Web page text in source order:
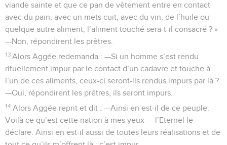
viande sainte et que ce pan de vêtement entre en contact
avec du pain, avec un mets cuit, avec du vin, de l’huile ou
quelque autre aliment, l’aliment touché sera-t-il consacré ? »
—Non, répondirent les prêtres.
13 Alors Aggée redemanda : —Si un homme s’est rendu
rituellement impur par le contact d’un cadavre et touche à
l’un de ces aliments, ceux-ci seront-ils rendus impurs par là ?
—Oui, répondirent les prêtres, ils seront impurs.
14 Alors Aggée reprit et dit : —Ainsi en est-il de ce peuple.
Voilà ce qu’est cette nation à mes yeux — l’Eternel le
déclare. Ainsi en est-il aussi de toutes leurs réalisations et de